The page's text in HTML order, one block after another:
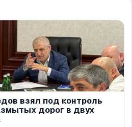
взял под контроль
дорог в двух